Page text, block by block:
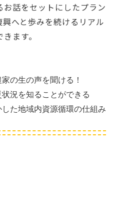
話をセットにしたプラン
へと歩みを続けるリアル
ます。
の生の声を聞ける！
況を知ることができる
た地域内資源循環の仕組み